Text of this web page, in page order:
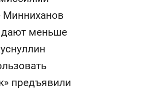
Минниханов
дают меньше
предъявили
антихрупких команд